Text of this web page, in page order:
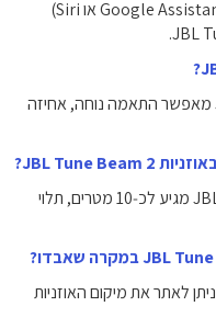
כן, ניתן להפעיל את העוזרת הקולית (כמו Google Assistant או Siri)
העיצוב הארגונומי של JBL Tune Beam 2 מאפשר התאמה נוחה, אחיזה
טווח החיבור האלחוטי של JBL Tune Beam 2 מגיע לכ‑10 מטרים, תלוי
באמצעות אפליקציית JBL Headphones ניתן לאתר את מיקום האוזניות